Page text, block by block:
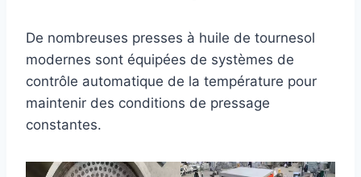
De nombreuses presses à huile de tournesol
modernes sont équipées de systèmes de
contrôle automatique de la température pour
maintenir des conditions de pressage
constantes.